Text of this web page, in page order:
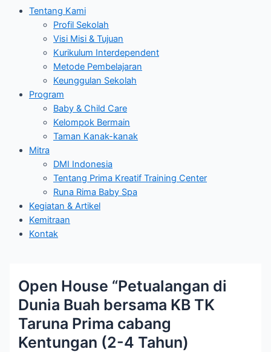
Tentang Kami
Profil Sekolah
Visi Misi & Tujuan
Kurikulum Interdependent
Metode Pembelajaran
Keunggulan Sekolah
Program
Baby & Child Care
Kelompok Bermain
Taman Kanak-kanak
Mitra
DMI Indonesia
Tentang Prima Kreatif Training Center
Runa Rima Baby Spa
Kegiatan & Artikel
Kemitraan
Kontak
Open House “Petualangan di
Dunia Buah bersama KB TK
Taruna Prima cabang
Kentungan (2-4 Tahun)